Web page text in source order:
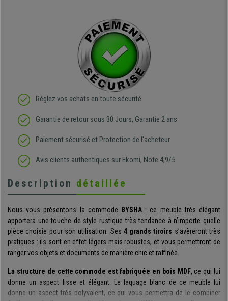
Réglez vos achats en toute sécurité
Garantie de retour sous 30 Jours, Garantie 2 ans
Paiement sécurisé et Protection de l'acheteur
Avis clients authentiques sur Ekomi, Note 4,9/5
Description détaillée
Nous vous présentons la commode BYSHA : ce meuble très élégant
apportera une touche de style rustique très tendance à n’importe quelle
pièce choisie pour son utilisation. Ses 4 grands tiroirs s’avèreront très
pratiques : ils sont en effet légers mais robustes, et vous permettront de
ranger vos objets et documents de manière chic et raffinée.
La structure de cette commode est fabriquée en bois MDF, ce qui lui
donne un aspect lisse et élégant. Le laquage blanc de ce meuble lui
donne un aspect très polyvalent, ce qui vous permettra de le combiner